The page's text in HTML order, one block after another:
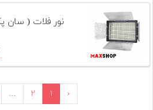
‹ ۱ ۲ ...